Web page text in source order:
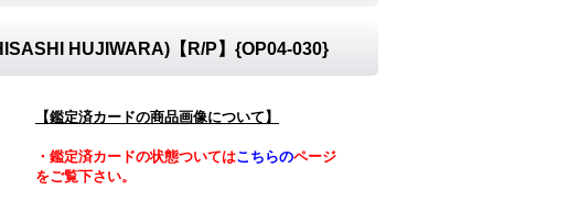
HUJIWARA)【R/P】{OP04-030}
【鑑定済カードの商品画像について】
・鑑定済カードの状態ついてはこちらのページ
をご覧下さい。